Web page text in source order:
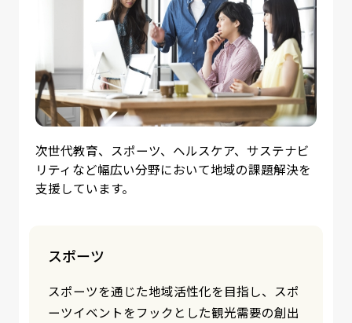
次世代教育、スポーツ、ヘルスケア、サステナビ
リティなど幅広い分野において地域の課題解決を
支援しています。
ヘルスケア
楽天ヘルスケアアプリでは、1日5,000歩以上
を記録した利用者に対して楽天ポイントを提